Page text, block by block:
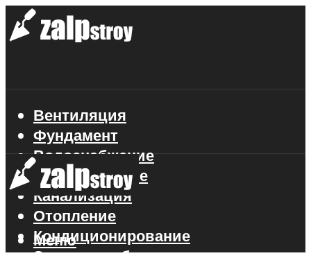
Вентиляция
Фундамент
Водоснабжение
Газоснабжение
Канализация
Отопление
Кондиционирование
Электроснабжение
Меню